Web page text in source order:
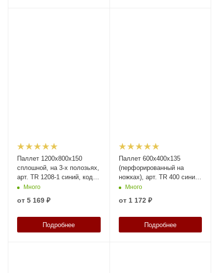
Паллет 1200x800х150
сплошной, на 3-х полозьях,
арт. TR 1208-1 синий, код:
08695
Много
от 5 169 ₽
Подробнее
Паллет 600х400х135
(перфорированный на
ножках), арт. TR 400 синий,
код: 14993
Много
от 1 172 ₽
Подробнее